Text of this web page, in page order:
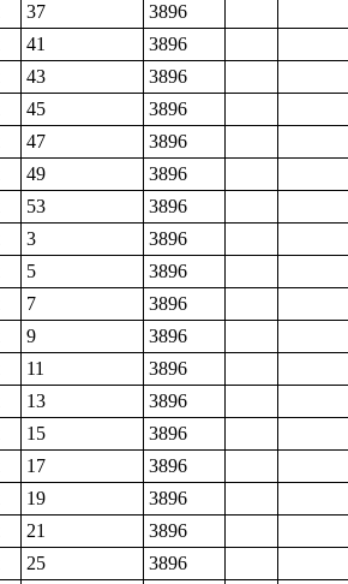
37
3896
41
3896
43
3896
45
3896
47
3896
49
3896
53
3896
3
3896
5
3896
7
3896
9
3896
11
3896
13
3896
15
3896
17
3896
19
3896
21
3896
25
3896